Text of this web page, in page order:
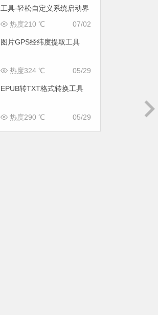
工具-轻松自定义系统启动界
面
07/02
热度210 ℃
图片GPS经纬度提取工具
05/29
热度324 ℃
EPUB转TXT格式转换工具
05/29
热度290 ℃